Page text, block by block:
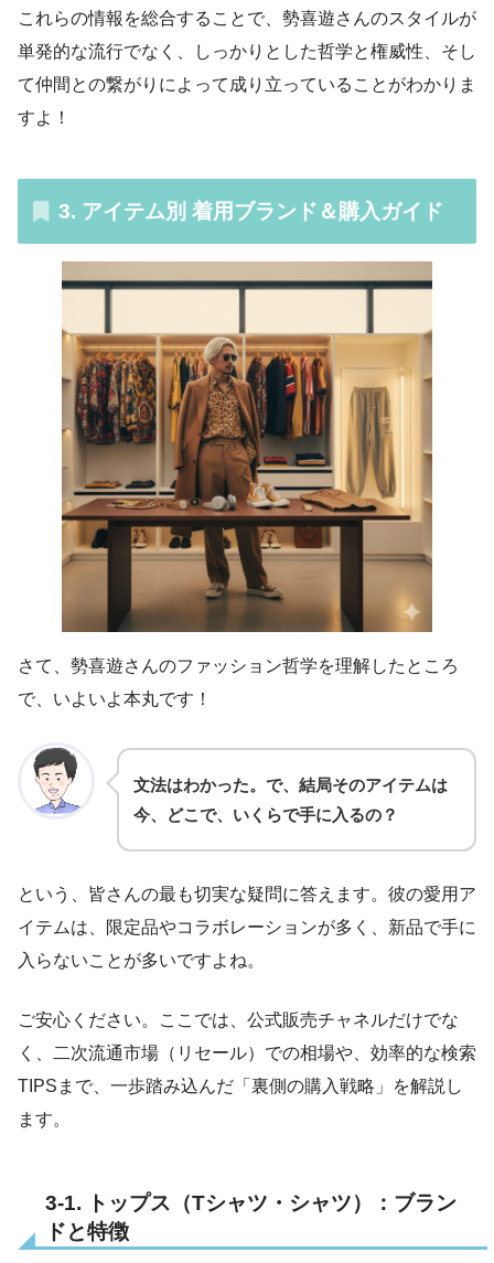
これらの情報を総合することで、勢喜遊さんのスタイルが
単発的な流行でなく、しっかりとした哲学と権威性、そし
て仲間との繋がりによって成り立っていることがわかりま
すよ！
3. アイテム別 着用ブランド＆購入ガイド
さて、勢喜遊さんのファッション哲学を理解したところ
で、いよいよ本丸です！
文法はわかった。で、結局そのアイテムは
今、どこで、いくらで手に入るの？
という、皆さんの最も切実な疑問に答えます。彼の愛用ア
イテムは、限定品やコラボレーションが多く、新品で手に
入らないことが多いですよね。
ご安心ください。ここでは、公式販売チャネルだけでな
く、二次流通市場（リセール）での相場や、効率的な検索
TIPSまで、一歩踏み込んだ「裏側の購入戦略」を解説し
ます。
3-1. トップス（Tシャツ・シャツ）：ブラン
ドと特徴